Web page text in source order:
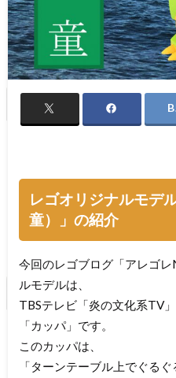
レゴオリジナルモデ
童）」の紹介
今回のレゴブログ「アレゴ
ルモデルは、
TBSテレビ「炎の文化系TV
「カッパ」です。
このカッパは、
「ターンテーブル上でぐる